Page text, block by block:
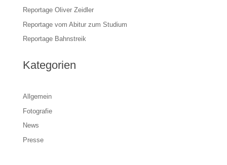
Reportage Oliver Zeidler
Reportage vom Abitur zum Studium
Reportage Bahnstreik
Kategorien
Allgemein
Fotografie
News
Presse